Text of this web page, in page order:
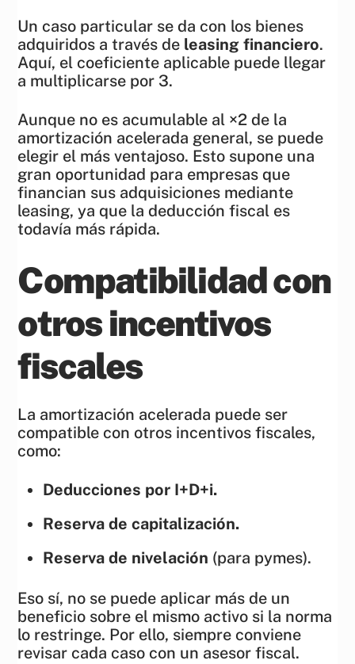
Un caso particular se da con los bienes
adquiridos a través de leasing financiero.
Aquí, el coeficiente aplicable puede llegar
a multiplicarse por 3.
Aunque no es acumulable al ×2 de la
amortización acelerada general, se puede
elegir el más ventajoso. Esto supone una
gran oportunidad para empresas que
financian sus adquisiciones mediante
leasing, ya que la deducción fiscal es
todavía más rápida.
Compatibilidad con
otros incentivos
fiscales
La amortización acelerada puede ser
compatible con otros incentivos fiscales,
como:
Deducciones por I+D+i.
Reserva de capitalización.
Reserva de nivelación (para pymes).
Eso sí, no se puede aplicar más de un
beneficio sobre el mismo activo si la norma
lo restringe. Por ello, siempre conviene
revisar cada caso con un asesor fiscal.